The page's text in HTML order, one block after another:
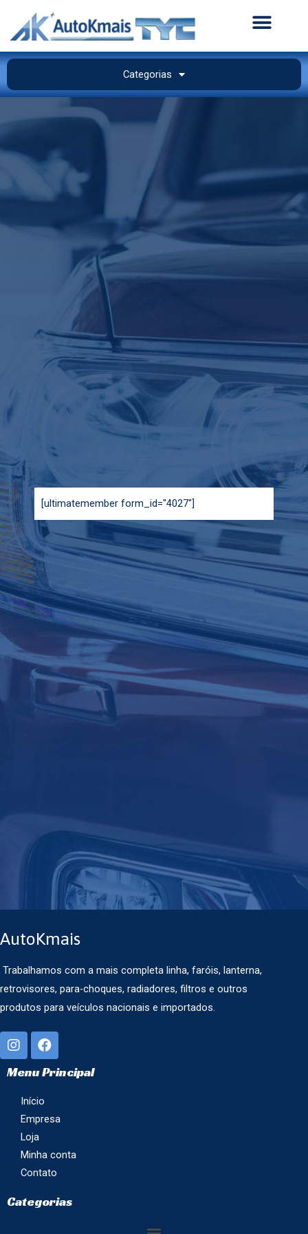
Categorias
[ultimatemember form_id="4027"]
AutoKmais
Trabalhamos com a mais completa linha, faróis, lanterna,
retrovisores, para-choques, radiadores, filtros e outros
produtos para veículos nacionais e importados.
Menu Principal
Início
Empresa
Loja
Minha conta
Contato
Categorias